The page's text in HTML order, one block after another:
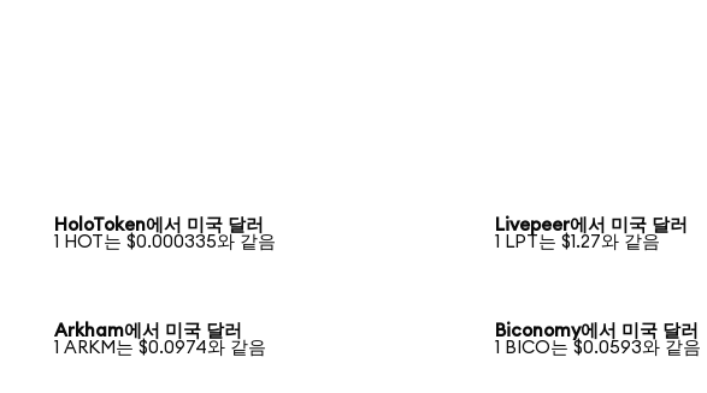
HoloToken에서 미국 달러
1 HOT는 $0.000335와 같음
Livepeer에서 미국 달러
1 LPT는 $1.27와 같음
Arkham에서 미국 달러
1 ARKM는 $0.0974와 같음
Biconomy에서 미국 달러
1 BICO는 $0.0593와 같음